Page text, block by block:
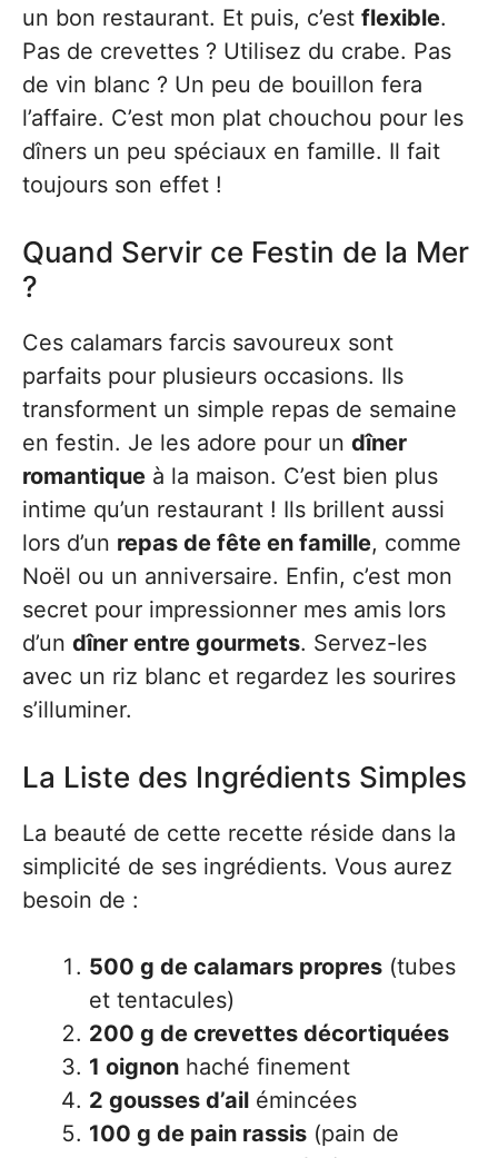
un bon restaurant. Et puis, c’est flexible.
Pas de crevettes ? Utilisez du crabe. Pas
de vin blanc ? Un peu de bouillon fera
l’affaire. C’est mon plat chouchou pour les
dîners un peu spéciaux en famille. Il fait
toujours son effet !
Quand Servir ce Festin de la Mer
?
Ces calamars farcis savoureux sont
parfaits pour plusieurs occasions. Ils
transforment un simple repas de semaine
en festin. Je les adore pour un dîner
romantique à la maison. C’est bien plus
intime qu’un restaurant ! Ils brillent aussi
lors d’un repas de fête en famille, comme
Noël ou un anniversaire. Enfin, c’est mon
secret pour impressionner mes amis lors
d’un dîner entre gourmets. Servez-les
avec un riz blanc et regardez les sourires
s’illuminer.
La Liste des Ingrédients Simples
La beauté de cette recette réside dans la
simplicité de ses ingrédients. Vous aurez
besoin de :
500 g de calamars propres (tubes
et tentacules)
200 g de crevettes décortiquées
1 oignon haché finement
2 gousses d’ail émincées
100 g de pain rassis (pain de